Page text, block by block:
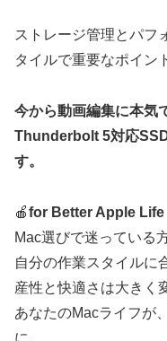
ストレージ管理とパフ
タイルで重要なポイン
今から動画編集に本気
Thunderbolt 5対応
す。
🍎for Better Apple Life
Mac選びで迷っている
自分の作業スタイルに
産性と快適さは大きく
あなたのMacライフが
に。